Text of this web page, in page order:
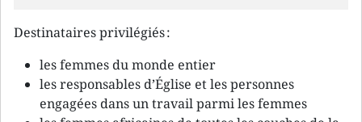
Destinataires privilégiés :
les femmes du monde entier
les responsables d’Église et les personnes
engagées dans un travail parmi les femmes